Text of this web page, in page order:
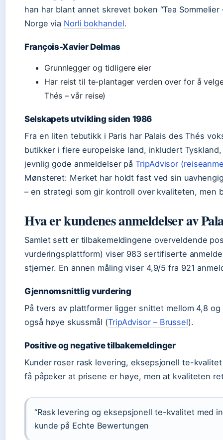
han har blant annet skrevet boken “Tea
Norge via Norli bokhandel.
François-Xavier Delmas
Grunnlegger og tidligere eier
Har reist til te-plantager verden over for å
Thés – vår reise)
Selskapets utvikling siden 1986
Fra en liten tebutikk i Paris har Palais des Thés
butikker i flere europeiske land, inkludert
jevnlig gode anmeldelser påTripAdvisor
Mønsteret: Merket har holdt fast ved sin
– en strategi som gir kontroll over kvaliteten, men
Hva er kundenes anmeldelser av
Samlet sett er tilbakemeldingene overveldende
vurderingsplattform) viser 983 sertifiserte
stjerner. En annen måling viser 4,9/5 fra 921
Gjennomsnittlig vurdering
På tvers av plattformer ligger snittet mellom 4,8
også høye skussmål (TripAdvisor – Brussel).
Positive og negative tilbakemeldinger
Kunder roser rask levering, eksepsjonell te-
få påpeker at prisene er høye, men at kvaliteten
“Rask levering og eksepsjonell te-kvalitet med
kunde på Echte Bewertungen